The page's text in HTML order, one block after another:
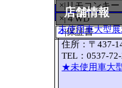
×|リモコンキー
×|４WD
○|保証書
店舗情報
未使用車大型
住所：〒437-
TEL：0537-
★未使用車大